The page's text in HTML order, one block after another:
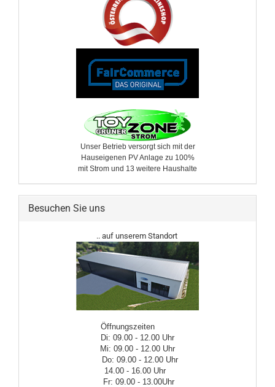
Unser Betrieb versorgt sich mit der
Hauseigenen PV Anlage zu 100%
mit Strom und 13 weitere ​Haushalte
Besuchen Sie uns
.. auf unserem Standort
Öffnungszeiten
Di: 09.00 - 12.00 Uhr
Mi: 09.00 - 12.00 Uhr
Do: 09.00 - 12.00 Uhr
14.00 - 16.00 Uhr
Fr: 09.00 - 13.00Uhr